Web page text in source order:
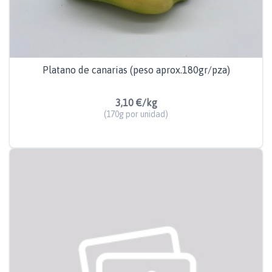
Platano de canarias (peso aprox.180gr/pza)
3,10 €/kg
(170g por unidad)